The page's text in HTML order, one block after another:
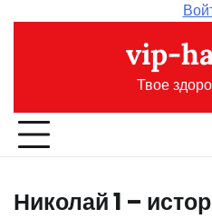
vip-
Твое
Николай 1 –